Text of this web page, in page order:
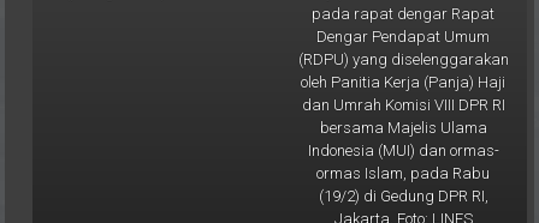
Dengar Pendapat Umum
(RDPU) yang diselenggarakan
oleh Panitia Kerja (Panja) Haji
dan Umrah Komisi VIII DPR RI
bersama Majelis Ulama
Indonesia (MUI) dan ormas-
ormas Islam, pada Rabu
(19/2) di Gedung DPR RI,
Jakarta. Foto: LINES